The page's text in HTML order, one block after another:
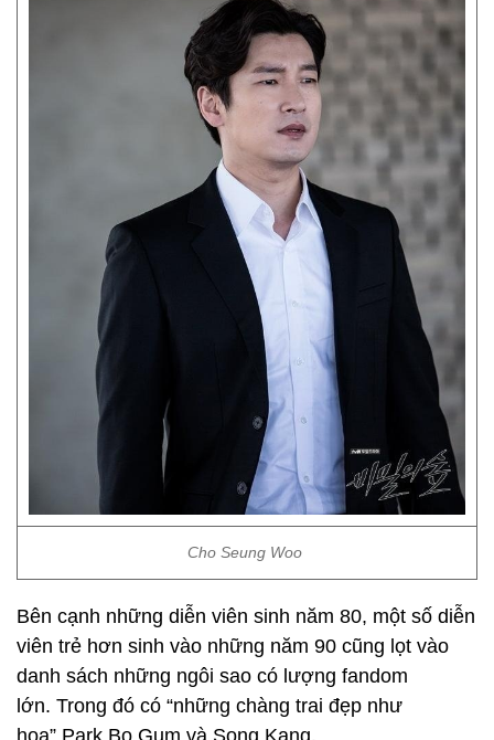
Cho Seung Woo
Bên cạnh những diễn viên sinh năm 80, một số diễn
viên trẻ hơn sinh vào những năm 90 cũng lọt vào
danh sách những ngôi sao có lượng fandom
lớn. Trong đó có “những chàng trai đẹp như
hoa” Park Bo Gum và Song Kang.